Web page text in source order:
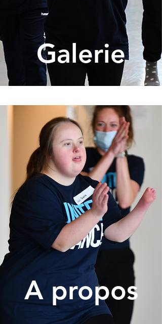
Galerie
A propos